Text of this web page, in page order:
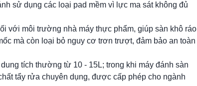
sử dụng các loại pad mềm vì lực ma sát không đủ
với môi trường nhà máy thực phẩm, giúp sàn khô ráo
mà còn loại bỏ nguy cơ trơn trượt, đảm bảo an toàn
tích thường từ 10 - 15L; trong khi máy đánh sàn
tẩy rửa chuyên dụng, được cấp phép cho ngành